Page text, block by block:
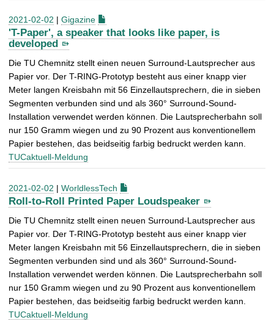
2021-02-02 | Gigazine
'T-Paper', a speaker that looks like paper, is
developed
Die TU Chemnitz stellt einen neuen Surround-Lautsprecher aus
Papier vor. Der T-RING-Prototyp besteht aus einer knapp vier
Meter langen Kreisbahn mit 56 Einzellautsprechern, die in sieben
Segmenten verbunden sind und als 360° Surround-Sound-
Installation verwendet werden können. Die Lautsprecherbahn soll
nur 150 Gramm wiegen und zu 90 Prozent aus konventionellem
Papier bestehen, das beidseitig farbig bedruckt werden kann.
TUCaktuell-Meldung
2021-02-02 | WorldlessTech
Roll-to-Roll Printed Paper Loudspeaker
Die TU Chemnitz stellt einen neuen Surround-Lautsprecher aus
Papier vor. Der T-RING-Prototyp besteht aus einer knapp vier
Meter langen Kreisbahn mit 56 Einzellautsprechern, die in sieben
Segmenten verbunden sind und als 360° Surround-Sound-
Installation verwendet werden können. Die Lautsprecherbahn soll
nur 150 Gramm wiegen und zu 90 Prozent aus konventionellem
Papier bestehen, das beidseitig farbig bedruckt werden kann.
TUCaktuell-Meldung